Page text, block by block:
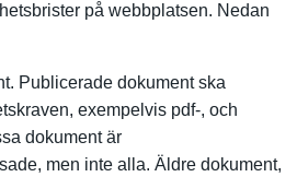
på webbplatsen. Nedan
Publicerade dokument ska
exempelvis pdf-, och
dokument är
men inte alla. Äldre dokument,